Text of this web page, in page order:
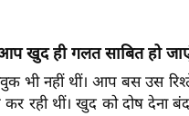
खुद ही गलत साबित हो
भी नहीं थीं। आप बस उस
रही थीं। खुद को दोष देना